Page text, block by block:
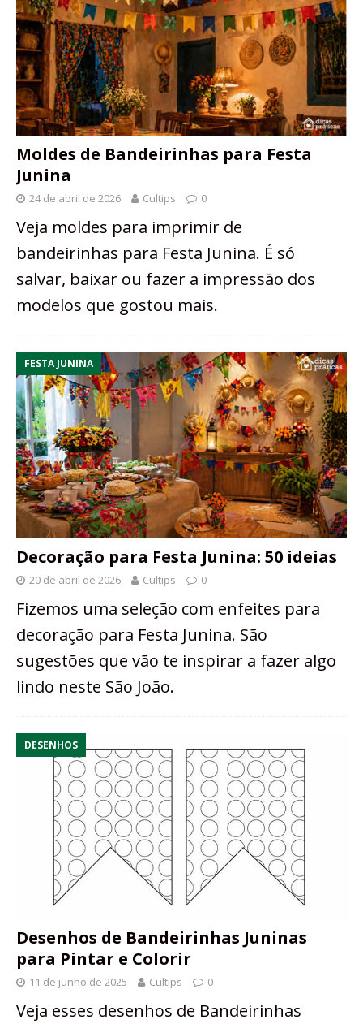
Moldes de Bandeirinhas para Festa
Junina
24 de abril de 2026 Cultips 0
Veja moldes para imprimir de
bandeirinhas para Festa Junina. É só
salvar, baixar ou fazer a impressão dos
modelos que gostou mais.
FESTA JUNINA
Decoração para Festa Junina: 50 ideias
20 de abril de 2026 Cultips 0
Fizemos uma seleção com enfeites para
decoração para Festa Junina. São
sugestões que vão te inspirar a fazer algo
lindo neste São João.
DESENHOS
Desenhos de Bandeirinhas Juninas
para Pintar e Colorir
11 de junho de 2025 Cultips 0
Veja esses desenhos de Bandeirinhas